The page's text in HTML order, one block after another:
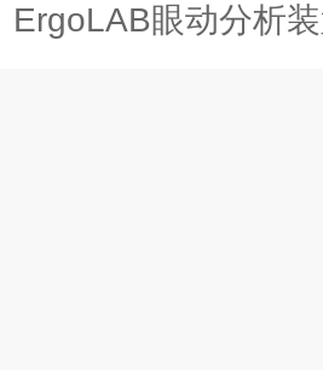
ErgoLAB眼动分析装置在认